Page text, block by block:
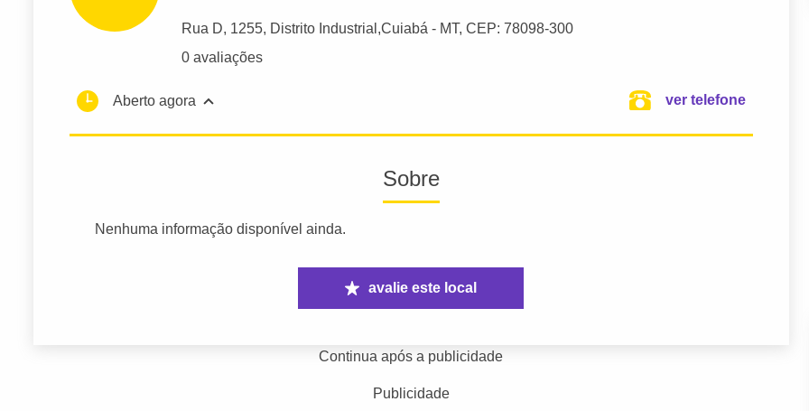
Rua D, 1255, Distrito Industrial,Cuiabá - MT, CEP: 78098-300
0 avaliações
Aberto agora ver telefone
Sobre
Nenhuma informação disponível ainda.
avalie este local
Continua após a publicidade
Publicidade